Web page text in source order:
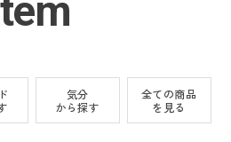
気分
から探す
全ての商品
を見る